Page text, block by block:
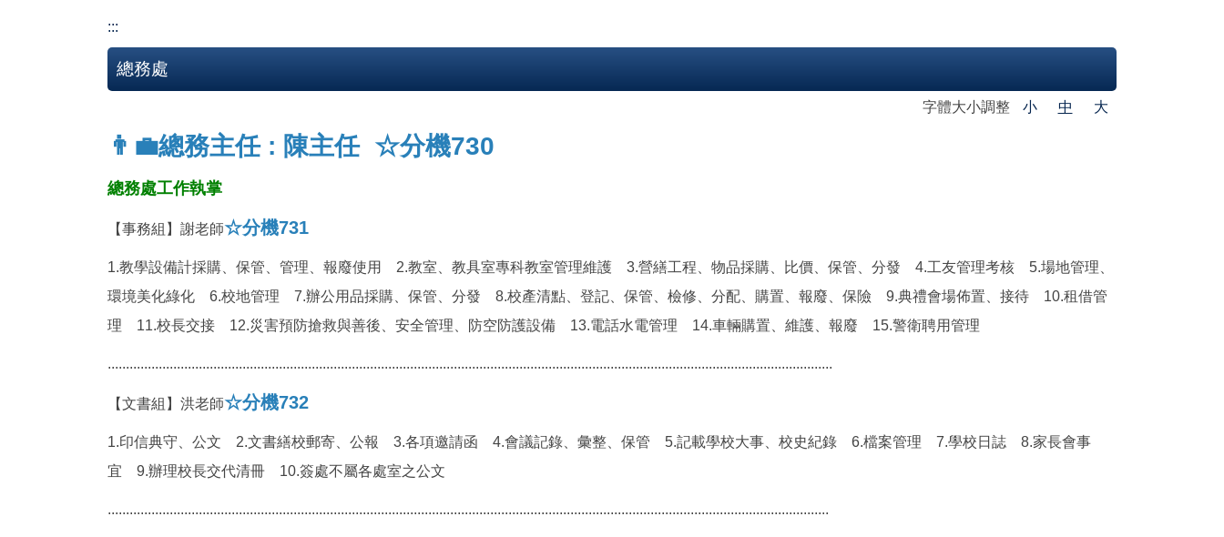
:::
總務處
字體大小調整 小 中 大
👨‍💼總務主任 : 陳主任 ☆分機730
總務處工作執掌
【事務組】謝老師☆分機731
1.教學設備計採購、保管、管理、報廢使用 2.教室、教具室專科教室管理維護 3.營繕工程、物品採購、比價、保管、分發 4.工友管理考核 5.場地管理、
環境美化綠化 6.校地管理 7.辦公用品採購、保管、分發 8.校產清點、登記、保管、檢修、分配、購置、報廢、保險 9.典禮會場佈置、接待 10.租借管
理 11.校長交接 12.災害預防搶救與善後、安全管理、防空防護設備 13.電話水電管理 14.車輛購置、維護、報廢 15.警衛聘用管理
.......................................................................................................................................................................................................
【文書組】洪老師☆分機732
1.印信典守、公文 2.文書繕校郵寄、公報 3.各項邀請函 4.會議記錄、彙整、保管 5.記載學校大事、校史紀錄 6.檔案管理 7.學校日誌 8.家長會事
宜 9.辦理校長交代清冊 10.簽處不屬各處室之公文
......................................................................................................................................................................................................